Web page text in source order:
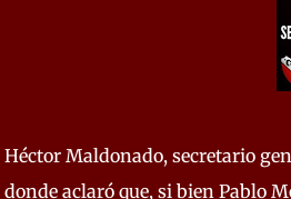
Héctor Maldonado, secretario
donde aclaró que, si bien Pablo